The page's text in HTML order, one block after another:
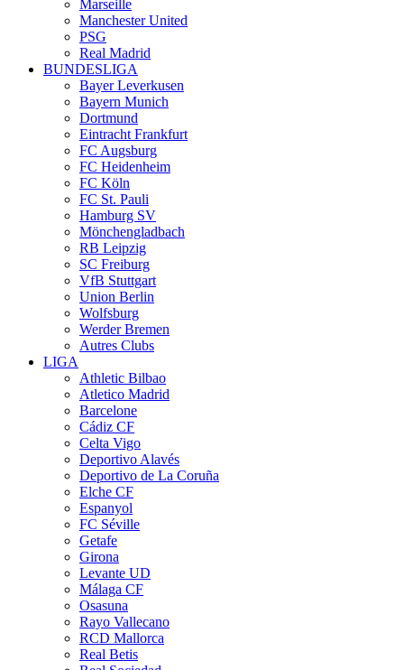
Marseille
Manchester United
PSG
Real Madrid
BUNDESLIGA
Bayer Leverkusen
Bayern Munich
Dortmund
Eintracht Frankfurt
FC Augsburg
FC Heidenheim
FC Köln
FC St. Pauli
Hamburg SV
Mönchengladbach
RB Leipzig
SC Freiburg
VfB Stuttgart
Union Berlin
Wolfsburg
Werder Bremen
Autres Clubs
LIGA
Athletic Bilbao
Atletico Madrid
Barcelone
Cádiz CF
Celta Vigo
Deportivo Alavés
Deportivo de La Coruña
Elche CF
Espanyol
FC Séville
Getafe
Girona
Levante UD
Málaga CF
Osasuna
Rayo Vallecano
RCD Mallorca
Real Betis